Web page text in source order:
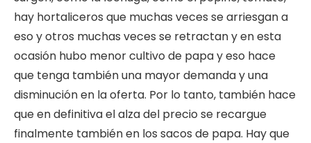
hay hortaliceros que muchas veces se arriesgan a
eso y otros muchas veces se retractan y en esta
ocasión hubo menor cultivo de papa y eso hace
que tenga también una mayor demanda y una
disminución en la oferta. Por lo tanto, también hace
que en definitiva el alza del precio se recargue
finalmente también en los sacos de papa. Hay que